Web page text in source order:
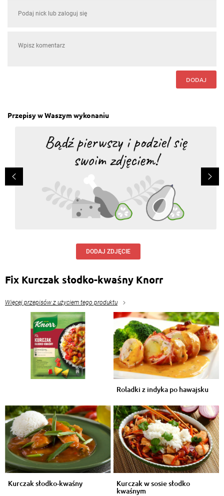
DODAJ
Przepisy w Waszym wykonaniu
DODAJ ZDJĘCIE
Fix Kurczak słodko-kwaśny Knorr
Więcej przepisów z użyciem tego produktu
Roladki z indyka po hawajsku
Kurczak słodko-kwaśny Kurczak w sosie słodko
kwaśnym